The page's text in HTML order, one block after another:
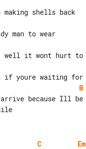
B
because Ill be
C Em